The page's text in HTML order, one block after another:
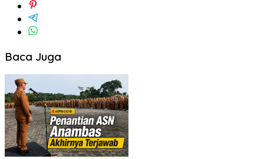
Baca Juga